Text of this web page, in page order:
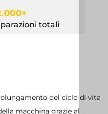
totali
del ciclo di vita
macchina grazie al